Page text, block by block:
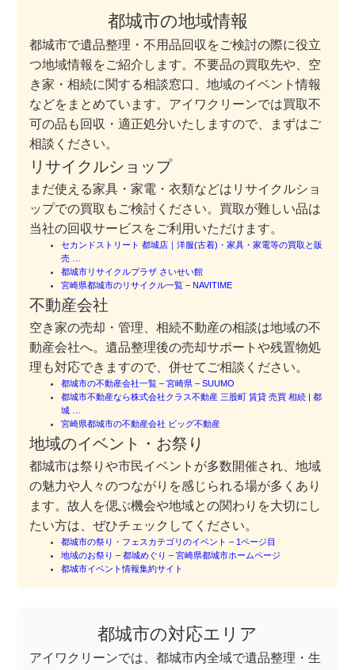
都城市の地域情報
都城市で遺品整理・不用品回収をご検討の際に役立
つ地域情報をご紹介します。不要品の買取先や、空
き家・相続に関する相談窓口、地域のイベント情報
などをまとめています。アイワクリーンでは買取不
可の品も回収・適正処分いたしますので、まずはご
相談ください。
リサイクルショップ
まだ使える家具・家電・衣類などはリサイクルショ
ップでの買取もご検討ください。買取が難しい品は
当社の回収サービスをご利用いただけます。
セカンドストリート 都城店｜洋服(古着)・家具・家電等の買取と販
売 …
都城市リサイクルプラザ さいせい館
宮崎県都城市のリサイクル一覧 – NAVITIME
不動産会社
空き家の売却・管理、相続不動産の相談は地域の不
動産会社へ。遺品整理後の売却サポートや残置物処
理も対応できますので、併せてご相談ください。
都城市の不動産会社一覧 – 宮崎県 – SUUMO
都城市不動産なら株式会社クラス不動産 三股町 賃貸 売買 相続 | 都
城 …
宮崎県都城市の不動産会社 ビッグ不動産
地域のイベント・お祭り
都城市は祭りや市民イベントが多数開催され、地域
の魅力や人々のつながりを感じられる場が多くあり
ます。故人を偲ぶ機会や地域との関わりを大切にし
たい方は、ぜひチェックしてください。
都城市の祭り・フェスカテゴリのイベント – 1ページ目
地域のお祭り – 都城めぐり – 宮崎県都城市ホームページ
都城市イベント情報集約サイト
都城市の対応エリア
アイワクリーンでは、都城市内全域で遺品整理・生